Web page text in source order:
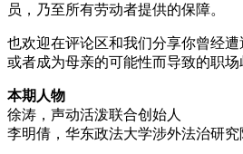
员，乃至所有劳动者提供的保障。
也欢迎在评论区和我们分享你曾经遭
或者成为母亲的可能性而导致的职场
本期人物
徐涛，声动活泼联合创始人
李明倩，华东政法大学涉外法治研究